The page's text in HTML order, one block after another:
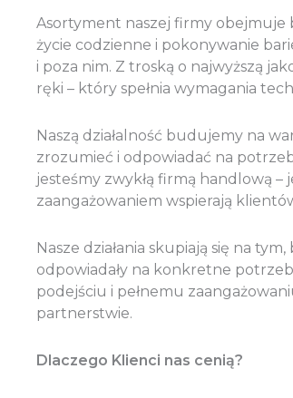
Asortyment naszej firmy obejmuje
życie codzienne i pokonywanie
i poza nim. Z troską o najwyższą
ręki – który spełnia wymagania
Naszą działalność budujemy na
zrozumieć i odpowiadać na
jesteśmy zwykłą firmą handlową –
zaangażowaniem wspierają
Nasze działania skupiają się na
odpowiadały na konkretne
podejściu i pełnemu
partnerstwie.
Dlaczego Klienci nas cenią?